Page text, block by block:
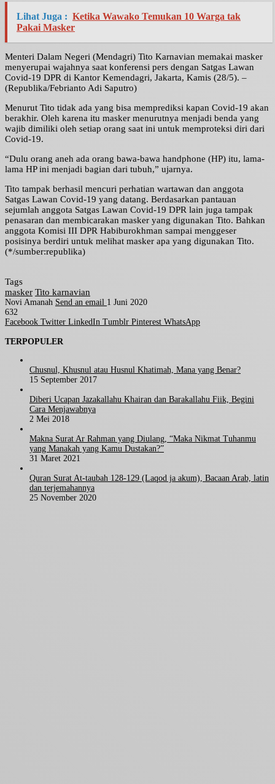
Lihat Juga : Ketika Wawako Temukan 10 Warga tak
Pakai Masker
Menteri Dalam Negeri (Mendagri) Tito Karnavian memakai masker
menyerupai wajahnya saat konferensi pers dengan Satgas Lawan
Covid-19 DPR di Kantor Kemendagri, Jakarta, Kamis (28/5). –
(Republika/Febrianto Adi Saputro)
Menurut Tito tidak ada yang bisa memprediksi kapan Covid-19 akan
berakhir. Oleh karena itu masker menurutnya menjadi benda yang
wajib dimiliki oleh setiap orang saat ini untuk memproteksi diri dari
Covid-19.
“Dulu orang aneh ada orang bawa-bawa handphone (HP) itu, lama-
lama HP ini menjadi bagian dari tubuh,” ujarnya.
Tito tampak berhasil mencuri perhatian wartawan dan anggota
Satgas Lawan Covid-19 yang datang. Berdasarkan pantauan
sejumlah anggota Satgas Lawan Covid-19 DPR lain juga tampak
penasaran dan membicarakan masker yang digunakan Tito. Bahkan
anggota Komisi III DPR Habiburokhman sampai menggeser
posisinya berdiri untuk melihat masker apa yang digunakan Tito.
(*/sumber:republika)
Tags
masker Tito karnavian
Novi Amanah Send an email 1 Juni 2020
632
Facebook Twitter LinkedIn Tumblr Pinterest WhatsApp
TERPOPULER
Chusnul, Khusnul atau Husnul Khatimah, Mana yang Benar?
15 September 2017
Diberi Ucapan Jazakallahu Khairan dan Barakallahu Fiik, Begini
Cara Menjawabnya
2 Mei 2018
Makna Surat Ar Rahman yang Diulang, “Maka Nikmat Tuhanmu
yang Manakah yang Kamu Dustakan?”
31 Maret 2021
Quran Surat At-taubah 128-129 (Laqod ja akum), Bacaan Arab, latin
dan terjemahannya
25 November 2020